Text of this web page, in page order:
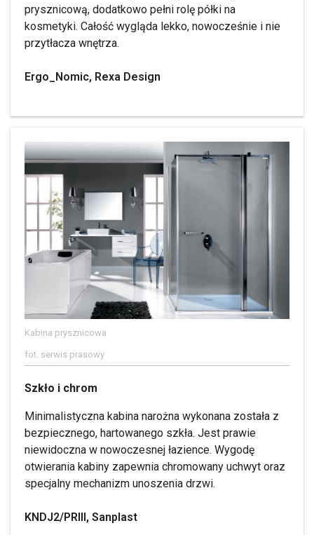
prysznicową, dodatkowo pełni rolę półki na
kosmetyki. Całość wygląda lekko, nowocześnie i nie
przytłacza wnętrza.
Ergo_Nomic, Rexa Design
Kabina prysznicowa
fot. serwis prasowy
Szkło i chrom
Minimalistyczna kabina narożna wykonana została z
bezpiecznego, hartowanego szkła. Jest prawie
niewidoczna w nowoczesnej łazience. Wygodę
otwierania kabiny zapewnia chromowany uchwyt oraz
specjalny mechanizm unoszenia drzwi.
KNDJ2/PRIII, Sanplast